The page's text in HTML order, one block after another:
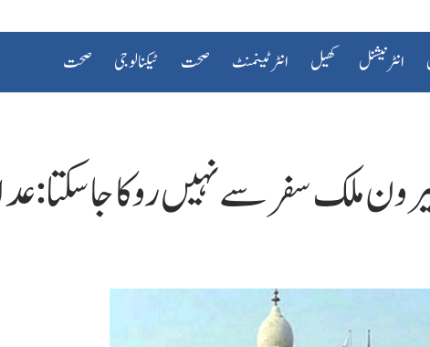
انٹرنیشنل کھیل انٹرٹینمنٹ صحت ٹیکنالوجی صحت
ملک سفر سے نہیں روکا جاسکتا: